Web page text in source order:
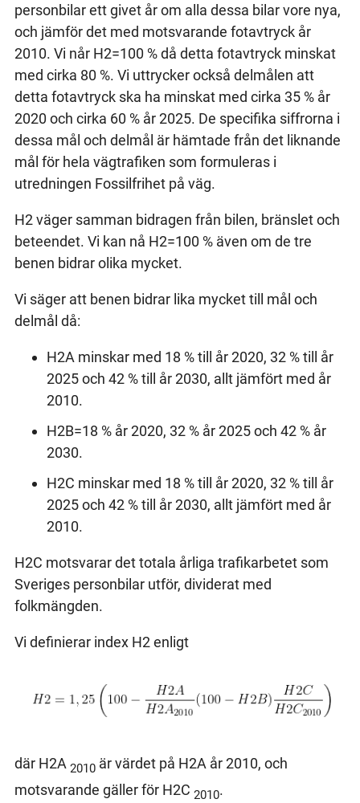
personbilar ett givet år om alla dessa bilar vore nya,
och jämför det med motsvarande fotavtryck år
2010. Vi når H2=100 % då detta fotavtryck minskat
med cirka 80 %. Vi uttrycker också delmålen att
detta fotavtryck ska ha minskat med cirka 35 % år
2020 och cirka 60 % år 2025. De specifika siffrorna i
dessa mål och delmål är hämtade från det liknande
mål för hela vägtrafiken som formuleras i
utredningen Fossilfrihet på väg.
H2 väger samman bidragen från bilen, bränslet och
beteendet. Vi kan nå H2=100 % även om de tre
benen bidrar olika mycket.
Vi säger att benen bidrar lika mycket till mål och
delmål då:
H2A minskar med 18 % till år 2020, 32 % till år
2025 och 42 % till år 2030, allt jämfört med år
2010.
H2B=18 % år 2020, 32 % år 2025 och 42 % år
2030.
H2C minskar med 18 % till år 2020, 32 % till år
2025 och 42 % till år 2030, allt jämfört med år
2010.
H2C motsvarar det totala årliga trafikarbetet som
Sveriges personbilar utför, dividerat med
folkmängden.
Vi definierar index H2 enligt
där H2A 2010är värdet på H2A år 2010, och
motsvarande gäller för H2C 2010.